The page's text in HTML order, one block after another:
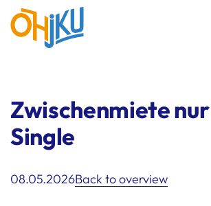
Zwischenmiete
Single
08.05.2026Back to overview